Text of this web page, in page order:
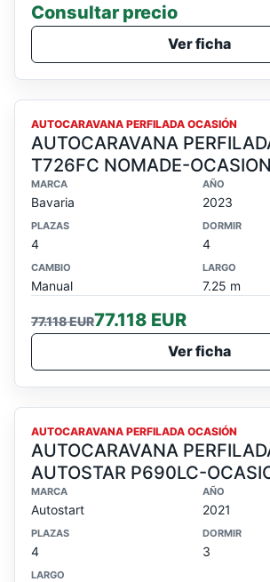
Consultar precio
Ver ficha
OCASION
AUTOCARAVANA PERFILADA OCASIÓN
AUTOCARAVANA
T726FC NOMADE-OCASION
MARCA
Bavaria
AÑO
2023
PLAZAS
4
DORMIR
4
CAMBIO
Manual
LARGO
7.25 m
77.118 EUR77.118 EUR
Ver ficha
OCASION
AUTOCARAVANA PERFILADA OCASIÓN
AUTOCARAVANA
AUTOSTAR P690LC-
MARCA
Autostart
AÑO
2021
PLAZAS
4
DORMIR
3
LARGO